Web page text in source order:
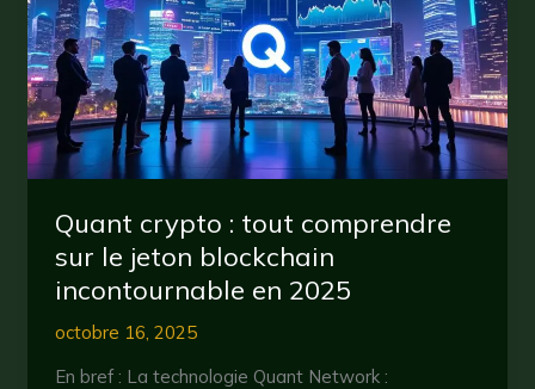
:
ce
qu’il
faut
savoir
Quant crypto : tout comprendre
sur le jeton blockchain
incontournable en 2025
octobre 16, 2025
En bref : La technologie Quant Network :